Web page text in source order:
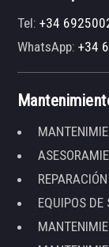
Tel:+34
WhatsApp:+34
EQUIPOS